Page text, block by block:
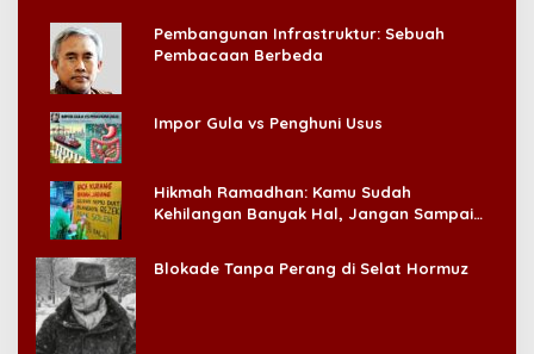
Pembangunan Infrastruktur: Sebuah
Pembacaan Berbeda
Impor Gula vs Penghuni Usus
Hikmah Ramadhan: Kamu Sudah
Kehilangan Banyak Hal, Jangan Sampai
Blokade Tanpa Perang di Selat Hormuz